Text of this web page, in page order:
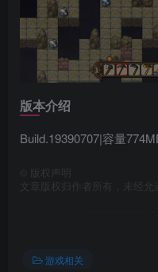
版本介绍
Build.19390707|容量
版权声明
文章版权归作者所有，未经允
游戏相关